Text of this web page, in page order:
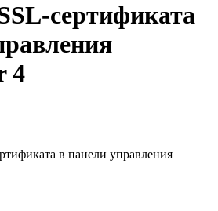
сертификата
4
в панели управления